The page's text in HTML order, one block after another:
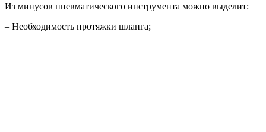
Из минусов пневматического инструмента можно выделит:
– Необходимость протяжки шланга;